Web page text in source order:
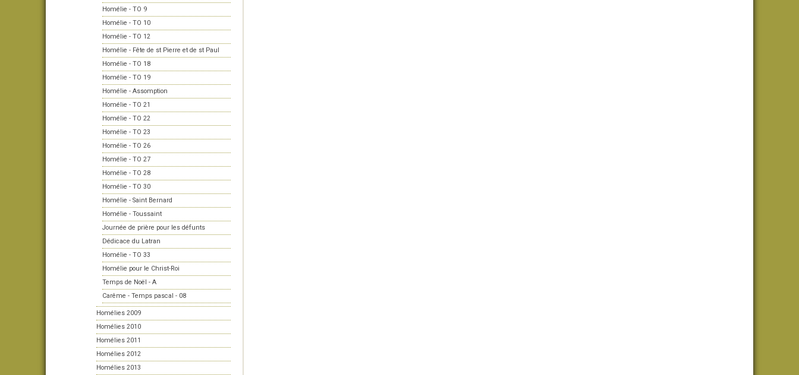
Homélie - TO 9
Homélie - TO 10
Homélie - TO 12
Homélie - Fête de st Pierre et de st Paul
Homélie - TO 18
Homélie - TO 19
Homélie - Assomption
Homélie - TO 21
Homélie - TO 22
Homélie - TO 23
Homélie - TO 26
Homélie - TO 27
Homélie - TO 28
Homélie - TO 30
Homélie - Saint Bernard
Homélie - Toussaint
Journée de prière pour les défunts
Dédicace du Latran
Homélie - TO 33
Homélie pour le Christ-Roi
Temps de Noël - A
Carême - Temps pascal - 08
Homélies 2009
Homélies 2010
Homélies 2011
Homélies 2012
Homélies 2013